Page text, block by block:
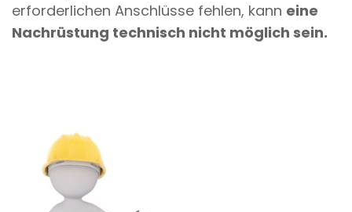
erforderlichen Anschlüsse fehlen, kann eine
Nachrüstung technisch nicht möglich sein.